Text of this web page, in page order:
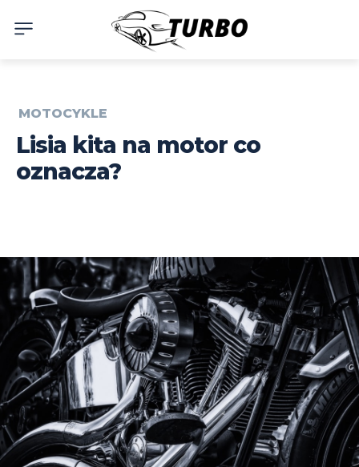
MOTOCYKLE
Lisia kita na motor co
oznacza?